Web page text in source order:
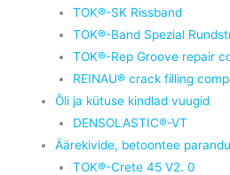
TOK®-SK Rissband
TOK®-Band Spezial
TOK®-Rep Groove repair
REINAU® crack filling
Õli ja kütuse kindlad vuugid
DENSOLASTIC®-VT
Äärekivide, betoontee
TOK®-Crete 45 V2. 0